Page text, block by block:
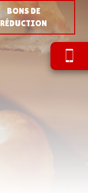
BONS DE
RÉDUCTION